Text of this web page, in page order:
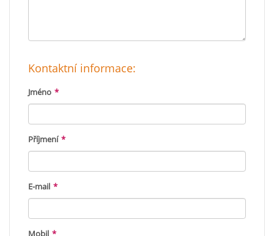
Kontaktní informace:
Jméno *
Příjmení *
E-mail *
Mobil *